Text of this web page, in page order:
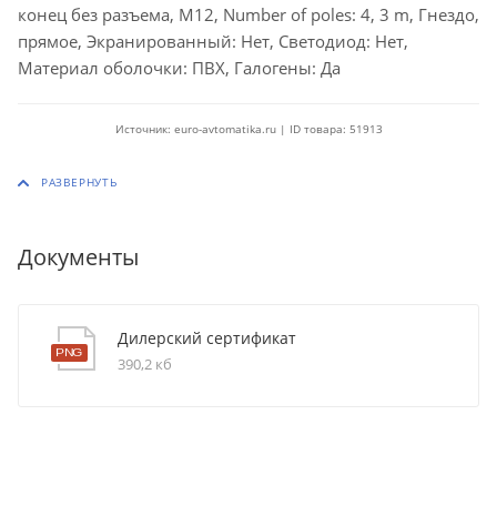
конец без разъема, M12, Number of poles: 4, 3 m, Гнездо,
прямое, Экранированный: Нет, Светодиод: Нет,
Материал оболочки: ПВХ, Галогены: Да
Источник: euro-avtomatika.ru | ID товара: 51913
Документы
Дилерский сертификат
390,2 кб